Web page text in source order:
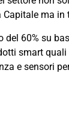
Capitale ma in
del 60% su
smart quali
e sensori